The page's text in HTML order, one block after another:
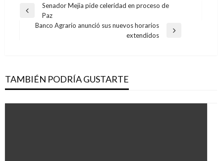
Navegación
Entrada
anterior
Senador Mejia pide celeridad en proceso de
Paz
Banco Agrario anunció sus nuevos horarios
extendidos
TAMBIÉN PODRÍA GUSTARTE